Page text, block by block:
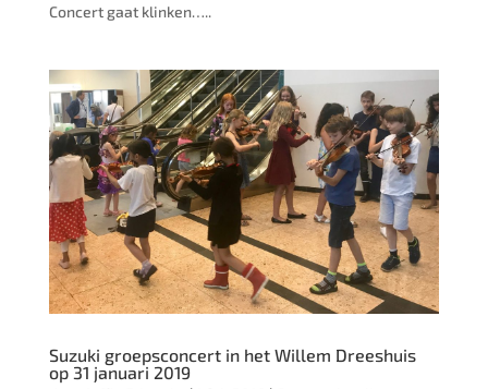
Concert gaat klinken…..
Suzuki groepsconcert in het Willem Dreeshuis
op 31 januari 2019